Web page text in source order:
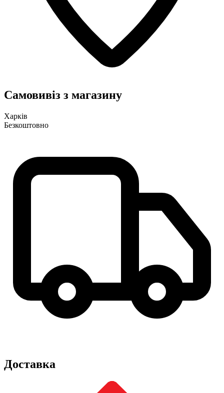
Самовивіз з магазину
Харків
Безкоштовно
Доставка